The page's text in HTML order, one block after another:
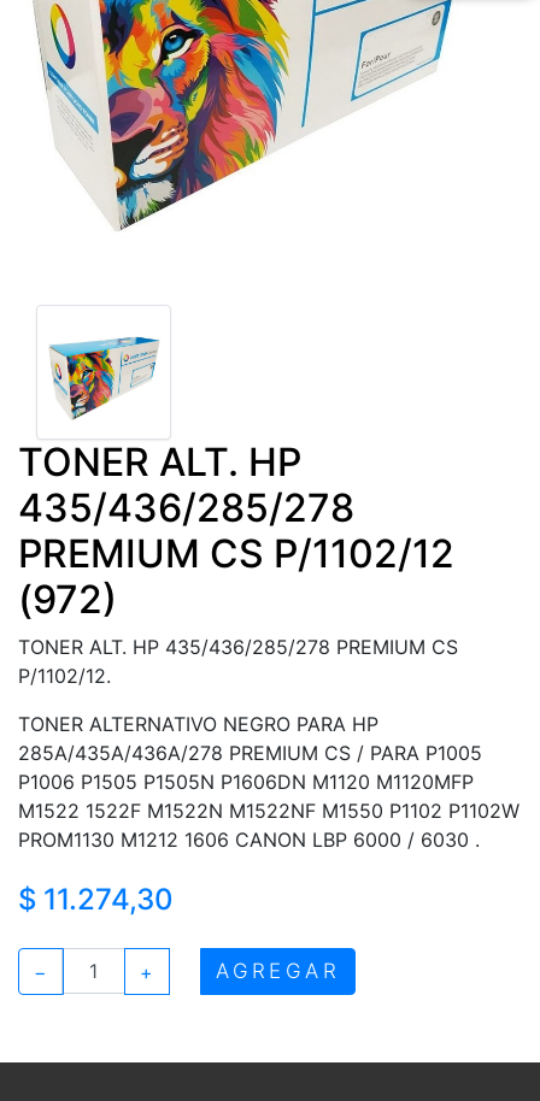
TONER ALT. HP
435/436/285/278
PREMIUM CS P/1102/12
(972)
TONER ALT. HP 435/436/285/278 PREMIUM CS
P/1102/12.
TONER ALTERNATIVO NEGRO PARA HP
285A/435A/436A/278 PREMIUM CS / PARA P1005
P1006 P1505 P1505N P1606DN M1120 M1120MFP
M1522 1522F M1522N M1522NF M1550 P1102 P1102W
PROM1130 M1212 1606 CANON LBP 6000 / 6030 .
$ 11.274,30
− + AGREGAR